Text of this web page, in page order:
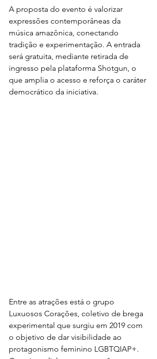
A proposta do evento é valorizar
expressões contemporâneas da
música amazônica, conectando
tradição e experimentação. A entrada
será gratuita, mediante retirada de
ingresso pela plataforma Shotgun, o
que amplia o acesso e reforça o caráter
democrático da iniciativa.
Entre as atrações está o grupo
Luxuosos Corações, coletivo de brega
experimental que surgiu em 2019 com
o objetivo de dar visibilidade ao
protagonismo feminino LGBTQIAP+.